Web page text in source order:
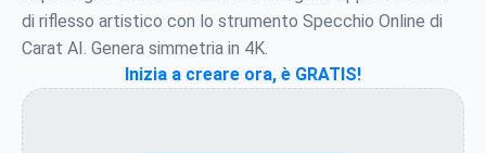
di riflesso artistico con lo strumento Specchio Online di
Carat AI. Genera simmetria in 4K.
Inizia a creare ora, è GRATIS!